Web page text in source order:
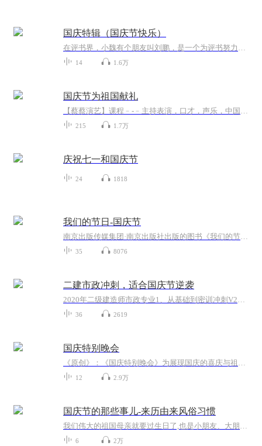
国庆特辑（国庆节快乐）
在评书界，小魏有个朋友叫刘鹏，是一个为评书努力的小伙子。在2021年国庆期间，他想弄个特辑，便烦劳我给他录个爱国题材的评书小段儿。这种事情，不是特殊情况，小魏一般不会拒绝，也就给其录了一个《鲁迅踢鬼》，等他传完，我再传到我的专辑里。另外，小...
14 1.6万
国庆节为祖国献礼
【蔡蔡演艺】课程﹣-﹣主持表演，口才，声乐，中国舞，民族舞。独特的小舞台，专业的录音棚，每一位同学都能成为优秀的小明星。独特的教学模式，轻松上课，快乐学习！知名主持人，舞蹈家，高级教师任职授课！江南总校：河沟街42号三楼 18545856430江北分校...
215 1.7万
庆祝七一和国庆节
24 1818
我们的节日-国庆节
南京出版传媒集团·南京出版社出版的图书《我们的节日》通过对中国节日文化和节日意义进行深度的挖掘，面向青少年群体构建独具特色的栏目内容，以此丰富春节、元宵节、清明节、端午节、七夕节、中秋节、重阳节等传统节日；六一节、教师节、国庆节等新兴节日的文化内涵和表现形式。促进青少年形成新的节日习俗，提升节日仪式感、认同感。音频作品由金陵朗读者联盟志愿者朗诵，南京音像出版社、金陵图书馆联合制作。
35 8076
二建市政冲刺，适合国庆节逆袭
2020年二级建造师市政专业1、从基础到密训冲刺V2、从精华课程到超压密押V3、0基础同步更新v4、持续更新到2020年考试V5、只要你跟着学让你一次稳拿证V6、渠道超压压题，超压三页纸等独家绝密压题!
36 2619
国庆特别晚会
《原创》：《国庆特别晚会》为展现国庆的喜庆与祖国的深情我将以具体的场景切入从清晨升旗的庄严到街头巷尾的欢庆到历史与当下的交融，用优美的笔触传递对祖国的热爱与自豪！用诗歌和情感美文形式，歌颂祖国的繁荣富强，祝人民幸福安康！
12 2.9万
国庆节的那些事儿-来历由来风俗习惯
我们伟大的祖国母亲就要过生日了,也是小朋友、大朋友们最喜欢的“国庆小长假”或说“黄金周”还有说”国庆7天乐”的，说法真是不一而足。那么“国庆节”是怎么来的？自古以来国庆节怎么庆贺？新中国国庆节的来历，以及新中国国庆节的庆贺方式又有哪些呢？ ...
6 2万